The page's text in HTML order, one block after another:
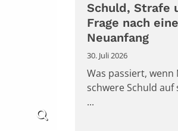
Schuld, Strafe
Frage nach
Neuanfang
30. Juli 2026
Was passiert, wenn
schwere Schuld auf
...